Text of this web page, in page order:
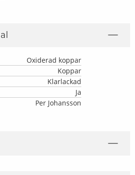
Oxiderad koppar
Koppar
Klarlackad
Ja
Per Johansson